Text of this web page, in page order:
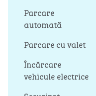
Parcare
automată
Parcare cu valet
Încărcare
vehicule electrice